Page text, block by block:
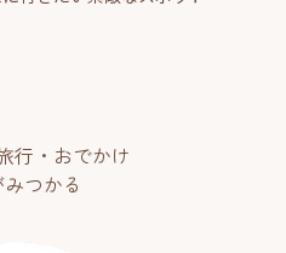
行・おでかけ
つかる